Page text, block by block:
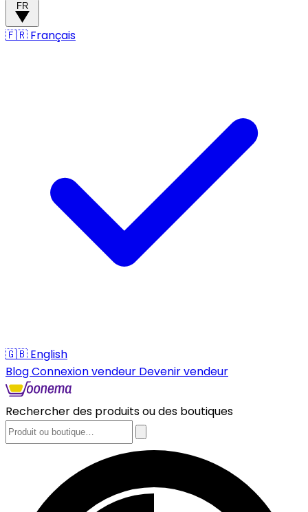
FR
🇫🇷 Français
🇬🇧 English
BlogConnexion vendeur Devenir vendeur
Rechercher des produits ou des boutiques